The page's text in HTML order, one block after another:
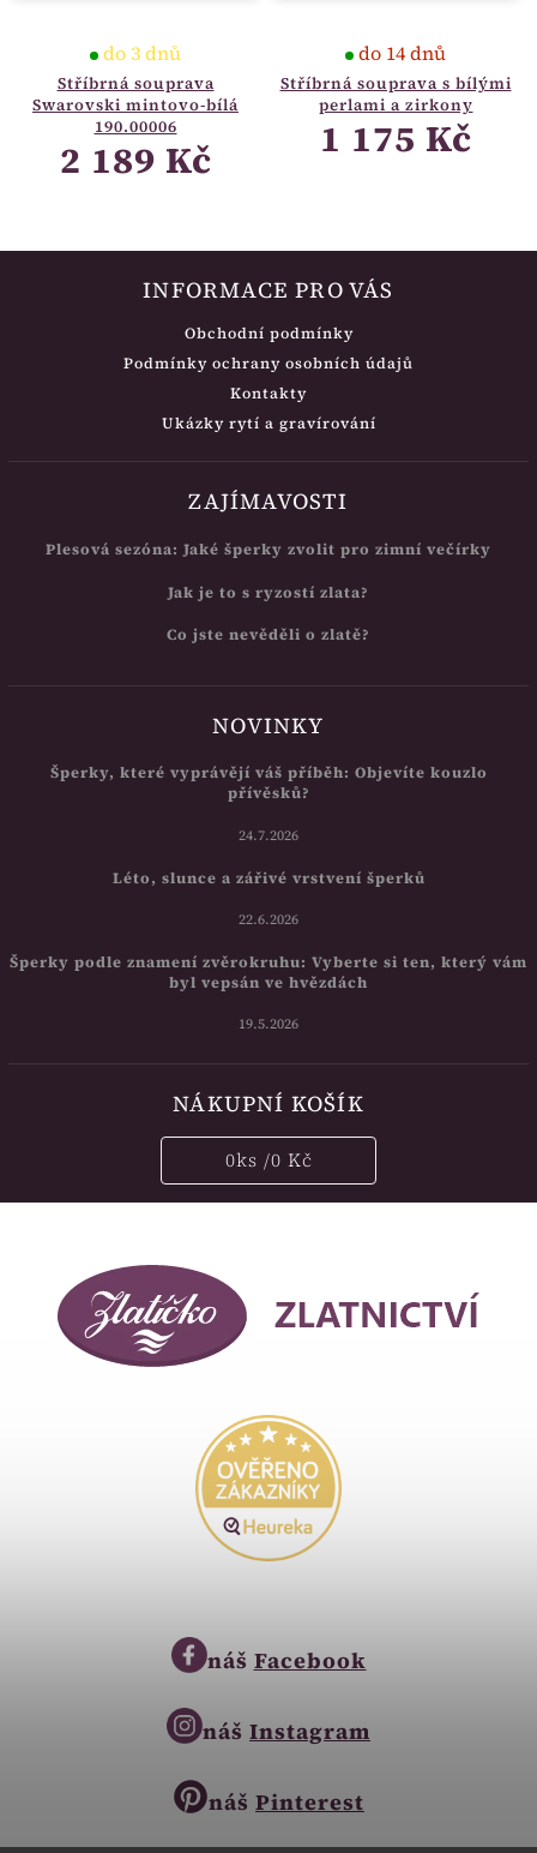
Stříbrná souprava
Swarovski mintovo-bílá
190.00006
do 3 dnů
2 189 Kč
Stříbrná souprava s bílými
perlami a zirkony
do 14 dnů
1 175 Kč
INFORMACE PRO VÁS
Obchodní podmínky
Podmínky ochrany osobních údajů
Kontakty
Ukázky rytí a gravírování
ZAJÍMAVOSTI
Plesová sezóna: Jaké šperky zvolit pro zimní večírky
Jak je to s ryzostí zlata?
Co jste nevěděli o zlatě?
NOVINKY
Šperky, které vyprávějí váš příběh: Objevíte kouzlo
přívěsků?
24.7.2026
Léto, slunce a zářivé vrstvení šperků
22.6.2026
Šperky podle znamení zvěrokruhu: Vyberte si ten, který vám
byl vepsán ve hvězdách
19.5.2026
NÁKUPNÍ KOŠÍK
0ks /0 Kč
náš Facebook
náš Instagram
náš Pinterest